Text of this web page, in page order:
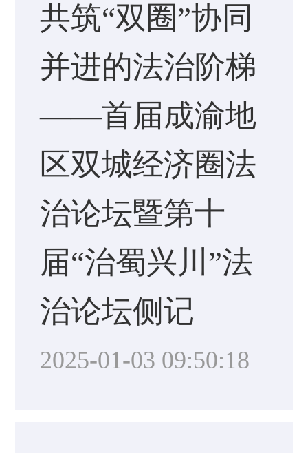
共筑“双圈”协同
并进的法治阶梯
——首届成渝地
区双城经济圈法
治论坛暨第十
届“治蜀兴川”法
治论坛侧记
2025-01-03 09:50:18